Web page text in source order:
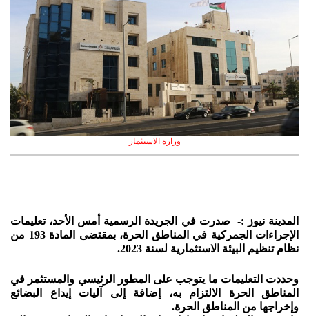
وزارة الاستثمار
المدينة نيوز :- صدرت في الجريدة الرسمية أمس الأحد، تعليمات
الإجراءات الجمركية في المناطق الحرة، بمقتضى المادة 193 من
نظام تنظيم البيئة الاستثمارية لسنة 2023.
وحددت التعليمات ما يتوجب على المطور الرئيسي والمستثمر في
المناطق الحرة الالتزام به، إضافة إلى آليات إيداع البضائع
وإخراجها من المناطق الحرة.